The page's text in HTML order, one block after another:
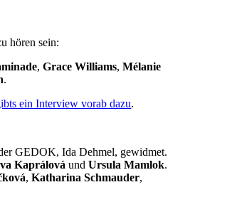
hören sein:
, Grace Williams, Mélanie
.
ein Interview vorab dazu.
GEDOK, Ida Dehmel, gewidmet.
Kaprálová und Ursula Mamlok.
, Katharina Schmauder,